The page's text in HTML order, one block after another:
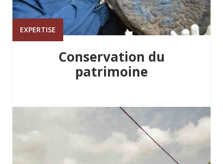
EXPERTISE
Conservation du
patrimoine